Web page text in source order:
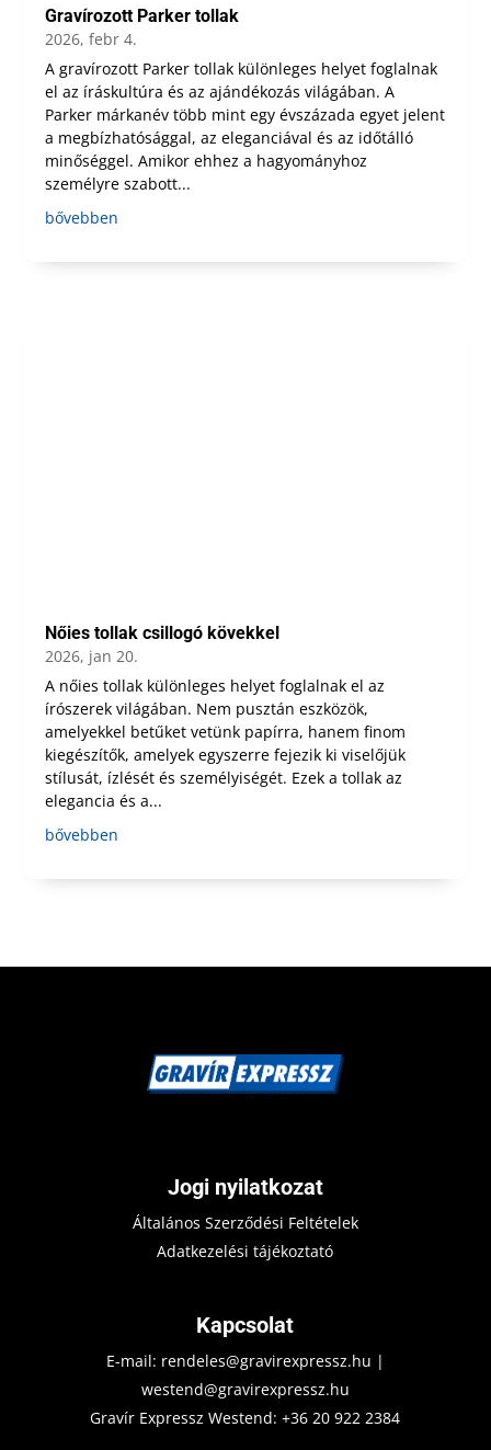
Gravírozott Parker tollak
2026, febr 4.
A gravírozott Parker tollak különleges helyet foglalnak
el az íráskultúra és az ajándékozás világában. A
Parker márkanév több mint egy évszázada egyet jelent
a megbízhatósággal, az eleganciával és az időtálló
minőséggel. Amikor ehhez a hagyományhoz
személyre szabott...
bővebben
Nőies tollak csillogó kövekkel
2026, jan 20.
A nőies tollak különleges helyet foglalnak el az
írószerek világában. Nem pusztán eszközök,
amelyekkel betűket vetünk papírra, hanem finom
kiegészítők, amelyek egyszerre fejezik ki viselőjük
stílusát, ízlését és személyiségét. Ezek a tollak az
elegancia és a...
bővebben
Jogi nyilatkozat
Általános Szerződési Feltételek
Adatkezelési tájékoztató
Kapcsolat
E-mail: rendeles@gravirexpressz.hu |
westend@gravirexpressz.hu
Gravír Expressz Westend:+36 20 922 2384